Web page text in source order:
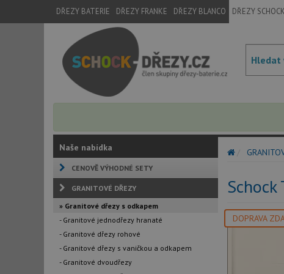
DŘEZY BATERIE DŘEZY FRANKE DŘEZY BLANCO DŘEZY SCHOCK
Naše nabídka
CENOVĚ VÝHODNÉ SETY
GRANITOVÉ DŘEZY
» Granitové dřezy s odkapem
- Granitové jednodřezy hranaté
- Granitové dřezy rohové
- Granitové dřezy s vaničkou a odkapem
- Granitové dvoudřezy
DOPRAVA